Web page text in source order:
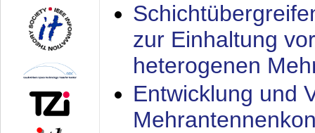
zur Einhaltung
heterogenen
Entwicklung und